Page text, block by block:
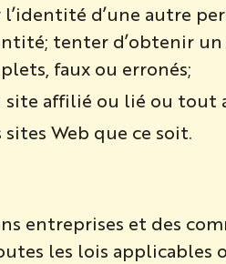
d’une autre
tenter d’obtenir
faux ou erronés;
site affilié ou lié ou tout
Web que ce soit.
entreprises et des
les lois